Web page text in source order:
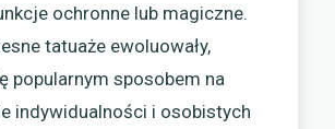
ochronne lub magiczne.
tatuaże ewoluowały,
popularnym sposobem na
indywidualności i osobistych